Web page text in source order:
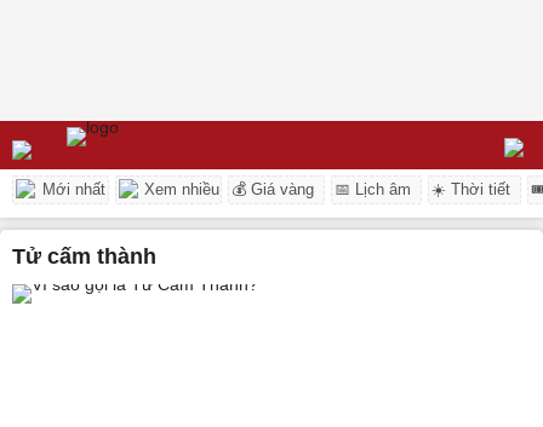
Mới nhất Xem nhiều 💰 Giá vàng 📅 Lịch âm ☀️ Thời tiết
tử cấm thành